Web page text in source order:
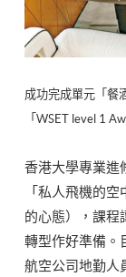
成功完成單元「餐
「WSET level 1
香港大學專業進
「私人飛機的
的心態），課程
轉型作好準備。
航空公司地勤人